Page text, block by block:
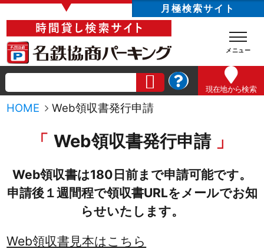
▼ 月極検索サイト
現在地から検索
HOME Web領収書発行申請
Web領収書発行申請
Web領収書は180日前まで申請可能です。
申請後１週間程で領収書URLをメールでお知
らせいたします。
Web領収書見本はこちら